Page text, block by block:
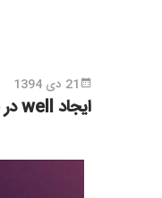
21 دی 1394
ایجاد well در Bootstrap